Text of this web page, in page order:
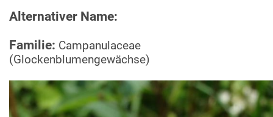
Alternativer Name:
Familie: Campanulaceae
(Glockenblumengewächse)